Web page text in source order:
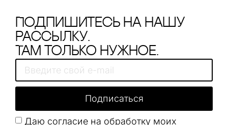
Подпишитесь на нашу
рассылку.
Там только нужное.
Даю согласие на обработку моих
Подписаться